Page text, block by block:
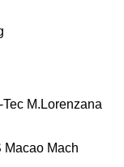
Tec M.Lorenzana
Macao Mach